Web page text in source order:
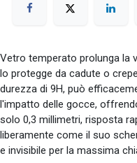
Vetro temperato prolunga la
lo protegge da cadute o
durezza di 9H, può
l'impatto delle gocce,
solo 0,3 millimetri, risposta
liberamente come il suo
e invisibile per la massima